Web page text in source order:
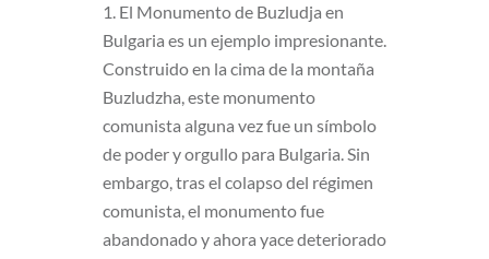
1. El Monumento de Buzludja en
Bulgaria es un ejemplo impresionante.
Construido en la cima de la montaña
Buzludzha, este monumento
comunista alguna vez fue un símbolo
de poder y orgullo para Bulgaria. Sin
embargo, tras el colapso del régimen
comunista, el monumento fue
abandonado y ahora yace deteriorado